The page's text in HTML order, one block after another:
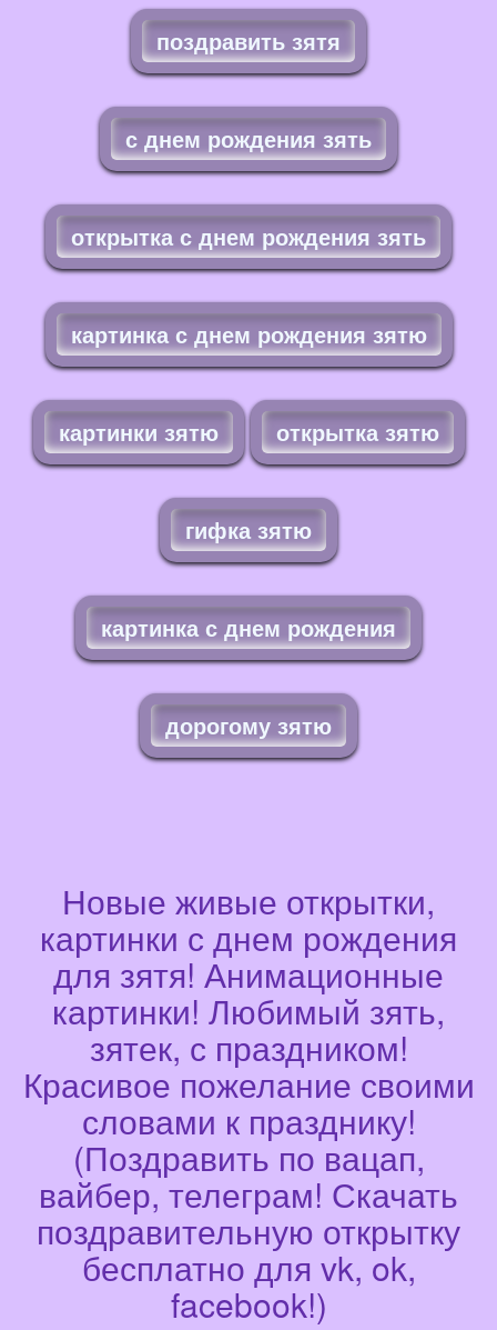
поздравить зятя
с днем рождения зять
открытка с днем рождения зять
картинка с днем рождения зятю
картинки зятю открытка зятю
гифка зятю
картинка с днем рождения
дорогому зятю
Новые живые открытки,
картинки с днем рождения
для зятя! Анимационные
картинки! Любимый зять,
зятек, с праздником!
Красивое пожелание своими
словами к празднику!
(Поздравить по вацап,
вайбер, телеграм! Скачать
поздравительную открытку
бесплатно для vk, ok,
facebook!)